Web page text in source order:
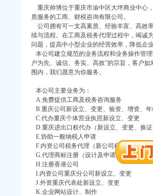
权)
万 （增资）
）
权)
（增资）
册）
权）
出口权）
重庆帅博位于重庆市渝中区大坪商业中心
质服务的工商、财税咨询有限公司。
公司拥有可一支高素质、经验丰富、高效
续与流程。在工商及税务代理过程中，竭诚
问题，提高中小型企业的经营效率，降低企
本公司建立规范的业务流程和业务操作管
户为先、诚信、务实、高效”的宗旨，客户
围内，我们愿意为你服务。
本公司主要业务为：
A.免费提供工商及税务咨询服务
B.重庆公司新设立、变更、验资、增资、
C.代办重庆个体营业执照新设立、变更
D.重庆进出口权代办（新设立、变更、换证
E.协助一般纳税人申请
F.内资公司税务代理（新公司税务报到、每
G.代理商标注册（设计及申请）
H.注册香港公司
I.内资公司重庆分公司新设立、变更
J.外资重庆代表处新设立、变更
K.企业网站设计、制作